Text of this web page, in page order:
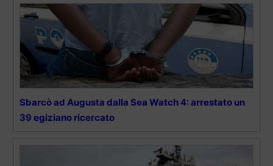
Sbarcò ad Augusta dalla Sea Watch 4: arrestato un
39 egiziano ricercato